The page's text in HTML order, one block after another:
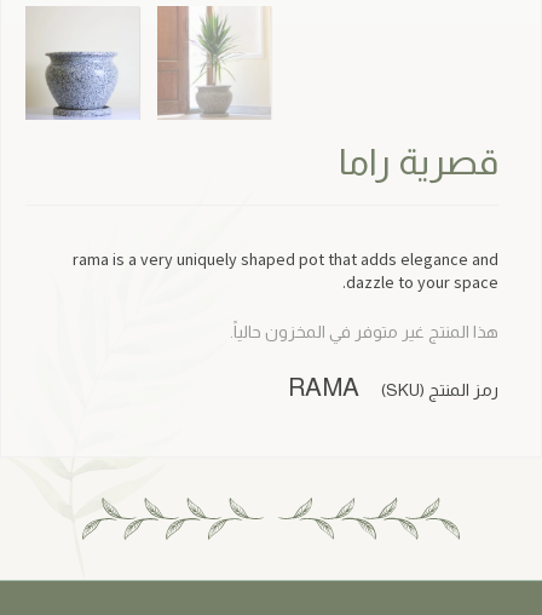
قصرية راما
rama is a very uniquely shaped pot that adds elegance and
dazzle to your space.
هذا المنتج غير متوفر في المخزون حالياً.
رمز المنتج (SKU) RAMA